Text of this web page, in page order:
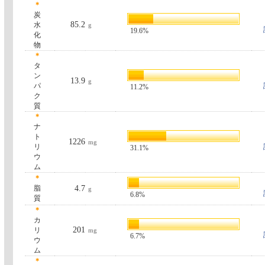
＊
炭
水
化
物
85.2 g
19.6%
＊
タ
ン
パ
ク
質
13.9 g
11.2%
＊
ナ
ト
リ
ウ
ム
1226 mg
31.1%
＊
脂
質
4.7 g
6.8%
＊
カ
リ
ウ
ム
201 mg
6.7%
＊